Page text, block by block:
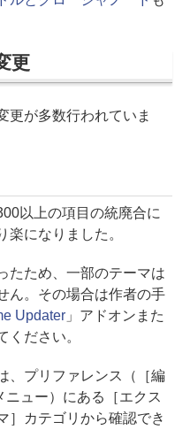
更
が多数行われていま
以上の項目の統廃合に
楽になりました。
たため、一部のテーマは
ん。その場合は作者の手
Updater」アドオンまた
ください。
、プリファレンス（［編
ュー）にある［エクス
］カテゴリから確認でき